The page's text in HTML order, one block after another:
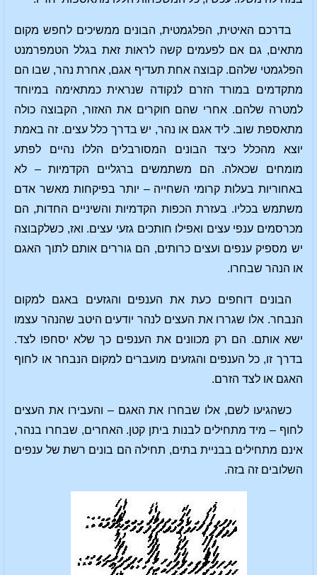
בדרכם האיטית, הפלגמטית, הבונים ממשיכים לחפש מקום
מתאים, גם אם לפעמים קשה לראות זאת בגלל הטמפרמנט
הפלגמטי שלהם. קבוצה אחת תעדיף אגם, אחרת נהר, שבו הם
מתקדמים במורד הזרם לנקודה שנראית כמתאימה במיוחד
למטרה שלהם. אחרי שהם חוקרים את האזור, הקבוצה כולה
מתאספת שוב. ליד אגם או נהר, יש בדרך כלל עצים. זה באמת
יוצא מהכלל כיצד הבונים המסורבלים הללו נהיים לפתע
מומחים שכאלה. הם משתמשים ברגליים הקדמיות – לא
באחוריות בעלות קרומי השחייה – יותר בפיקחות מאשר אדם
משתמש בכליו. בעזרת הכפות הקדמיות והשיניים החדות, הם
מכרסמים ענפי עצים ואפילו חותכים גזעי עצים. ואז, כשלקבוצה
יש מספיק ענפים ועצים כרותים, הם גוררים אותם לתוך האגם
או הנהר שבחרו.
הבונים דוחפים כעת את הענפים והגזעים באגם למקום
הנבחר. אלו שגררו את העצים לנהר יודעים היטב שהנהר עצמו
ישא אותם. הם רק מכוונים את הענפים כך שלא יסחפו לצד.
בדרך זו, כל הענפים והגזעים מועברים למקום הנבחר או לחוף
האגם או לצד הזרם.
כשהגיעו לשם, אלו שבחרו את האגם – והעבירו את העצים
לחוף – מיד מתחילים לבנות ביתן קטן. האחרים, שבחרו בנהר,
אינם מתחילים בבניית בתים, תחילה הם בונים רשת של ענפים
השלובים זה בזה.